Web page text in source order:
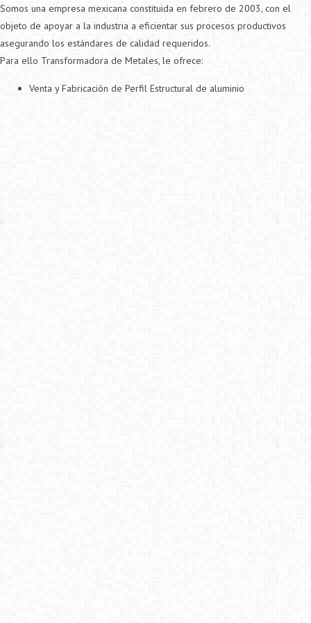
Somos una empresa mexicana constituida en febrero de 2003, con el
objeto de apoyar a la industria a eficientar sus procesos productivos
asegurando los estándares de calidad requeridos.
Para ello Transformadora de Metales, le ofrece:
Venta y Fabricación de Perfil Estructural de aluminio